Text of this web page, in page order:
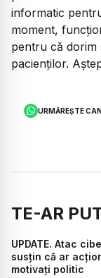
informatic
moment,
pentru că dorim
pacienților.
URMĂREȘTE
TE-AR
UPDATE. Atac
susțin că ar
motivați politic